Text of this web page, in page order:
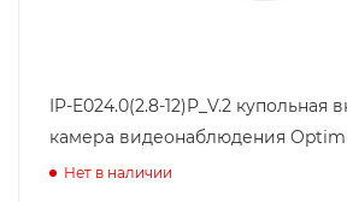
IP-E024.0(2.8-12)P_V.2 купольная
камера видеонаблюдения
Нет в наличии